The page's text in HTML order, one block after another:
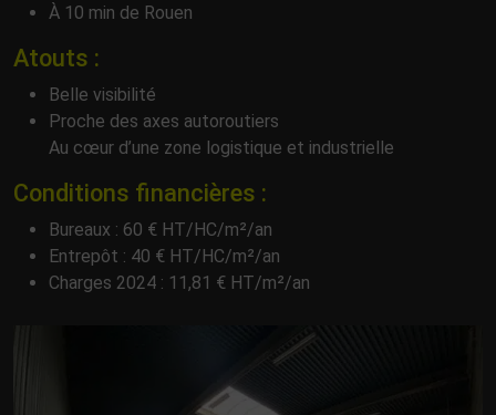
À 10 min de Rouen
Atouts :
Belle visibilité
Proche des axes autoroutiers
Au cœur d’une zone logistique et industrielle
Conditions financières :
Bureaux : 60 € HT/HC/m²/an
Entrepôt : 40 € HT/HC/m²/an
Charges 2024 : 11,81 € HT/m²/an